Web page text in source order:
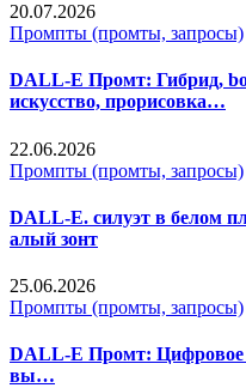
20.07.2026
Промпты (промты, запросы)
DALL-E Промт: Гибрид,
искусство, прорисовка…
22.06.2026
Промпты (промты, запросы)
DALL-E. силуэт в белом
алый зонт
25.06.2026
Промпты (промты, запросы)
DALL-E Промт: Цифровое
вы…